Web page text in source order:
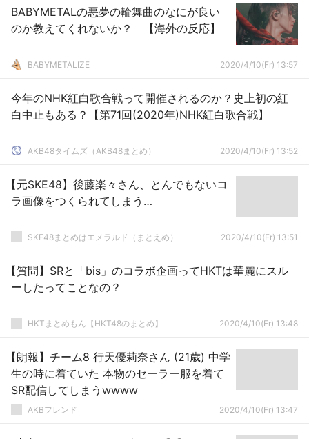
BABYMETALの悪夢の輪舞曲のなにが良い
のか教えてくれないか？ 【海外の反応】
BABYMETALIZE 2020/4/10(Fr) 13:57
今年のNHK紅白歌合戦って開催されるのか？史上初の紅
白中止もある？【第71回(2020年)NHK紅白歌合戦】
AKB48タイムズ（AKB48まとめ） 2020/4/10(Fr) 13:52
【元SKE48】後藤楽々さん、とんでもないコ
ラ画像をつくられてしまう…
SKE48まとめはエメラルド（まとえめ） 2020/4/10(Fr) 13:51
【質問】SRと「bis」のコラボ企画ってHKTは華麗にスル
ーしたってことなの？
HKTまとめもん【HKT48のまとめ】 2020/4/10(Fr) 13:48
【朗報】チーム8 行天優莉奈さん (21歳) 中学
生の時に着ていた 本物のセーラー服を着て
SR配信してしまうwwww
AKBフレンド 2020/4/10(Fr) 13:47